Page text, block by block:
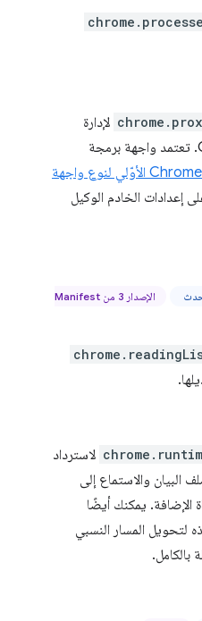
لإدارة
إعدادات الخادم الوكيل في Chrome. تعتمد واجهة برمجة
نموذج ChromeSetting الأوّلي لنوع واجهة
إعدادات الخادم الوكيل
الإصدار 3 من Manifest
لاسترداد
والاستماع إلى
الإضافة. يمكنك أيضًا
لتحويل المسار النسبي